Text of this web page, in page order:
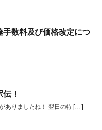
手数料及び価格改定につ
！
ありましたね！ 翌日の特 […]